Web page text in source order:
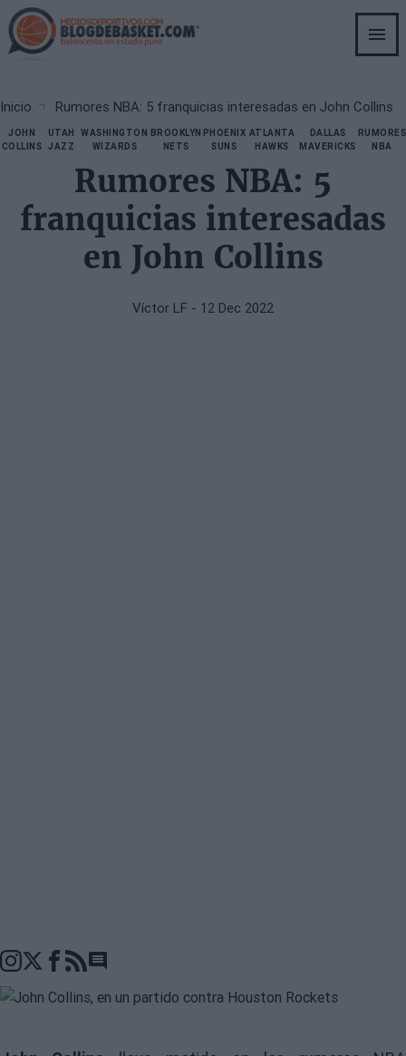
Skip
to
main
Breadcrumb
Inicio Rumores NBA: 5 franquicias interesadas en John Collins
JOHN
COLLINS
UTAH
JAZZ
WASHINGTON
WIZARDS
BROOKLYN
NETS
PHOENIX
SUNS
ATLANTA
HAWKS
DALLAS
MAVERICKS
RUMORES
NBA
Rumores NBA: 5
franquicias interesadas
en John Collins
Víctor LF - 12 Dec 2022
Go to comments seciton